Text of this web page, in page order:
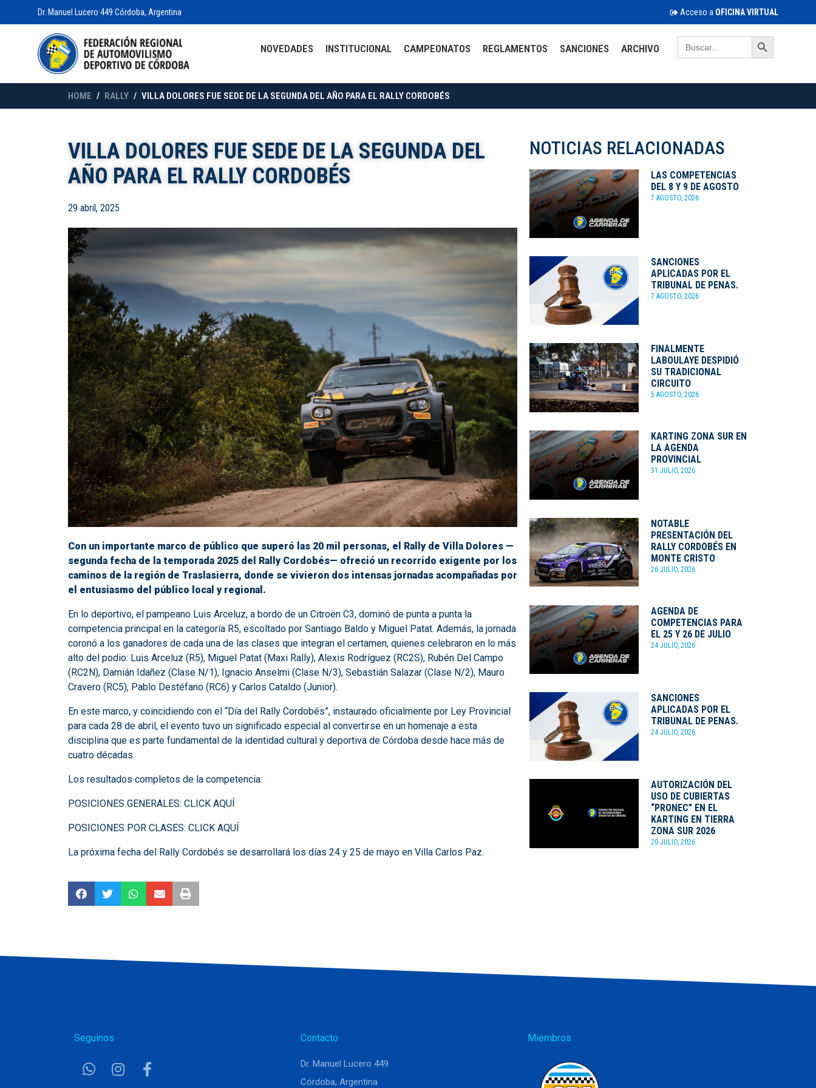
Dr. Manuel Lucero 449 Córdoba, Argentina Acceso a OFICINA VIRTUAL
NOVEDADES INSTITUCIONAL CAMPEONATOS REGLAMENTOS SANCIONES ARCHIVO
Search
for:
Search Button
HOME RALLY VILLA DOLORES FUE SEDE DE LA SEGUNDA DEL AÑO PARA EL RALLY CORDOBÉS
VILLA DOLORES FUE SEDE DE LA SEGUNDA DEL
AÑO PARA EL RALLY CORDOBÉS
29 abril, 2025
Con un importante marco de público que superó las 20 mil personas, el Rally de Villa Dolores —
segunda fecha de la temporada 2025 del Rally Cordobés— ofreció un recorrido exigente por los
caminos de la región de Traslasierra, donde se vivieron dos intensas jornadas acompañadas por
el entusiasmo del público local y regional.
En lo deportivo, el pampeano Luis Arceluz, a bordo de un Citroën C3, dominó de punta a punta la
competencia principal en la categoría R5, escoltado por Santiago Baldo y Miguel Patat. Además, la jornada
coronó a los ganadores de cada una de las clases que integran el certamen, quienes celebraron en lo más
alto del podio: Luis Arceluz (R5), Miguel Patat (Maxi Rally), Alexis Rodríguez (RC2S), Rubén Del Campo
(RC2N), Damián Idañez (Clase N/1), Ignacio Anselmi (Clase N/3), Sebastián Salazar (Clase N/2), Mauro
Cravero (RC5), Pablo Destéfano (RC6) y Carlos Cataldo (Junior).
En este marco, y coincidiendo con el “Día del Rally Cordobés”, instaurado oficialmente por Ley Provincial
para cada 28 de abril, el evento tuvo un significado especial al convertirse en un homenaje a esta
disciplina que es parte fundamental de la identidad cultural y deportiva de Córdoba desde hace más de
cuatro décadas.
Los resultados completos de la competencia:
POSICIONES GENERALES: CLICK AQUÍ
POSICIONES POR CLASES: CLICK AQUÍ
La próxima fecha del Rally Cordobés se desarrollará los días 24 y 25 de mayo en Villa Carlos Paz.
NOTICIAS RELACIONADAS
LAS COMPETENCIAS
DEL 8 Y 9 DE AGOSTO
7 AGOSTO, 2026
SANCIONES
APLICADAS POR EL
TRIBUNAL DE PENAS.
7 AGOSTO, 2026
FINALMENTE
LABOULAYE DESPIDIÓ
SU TRADICIONAL
CIRCUITO
5 AGOSTO, 2026
KARTING ZONA SUR EN
LA AGENDA
PROVINCIAL
31 JULIO, 2026
NOTABLE
PRESENTACIÓN DEL
RALLY CORDOBÉS EN
MONTE CRISTO
26 JULIO, 2026
AGENDA DE
COMPETENCIAS PARA
EL 25 Y 26 DE JULIO
24 JULIO, 2026
SANCIONES
APLICADAS POR EL
TRIBUNAL DE PENAS.
24 JULIO, 2026
AUTORIZACIÓN DEL
USO DE CUBIERTAS
“PRONEC” EN EL
KARTING EN TIERRA
ZONA SUR 2026
20 JULIO, 2026
Seguinos Contacto
Dr. Manuel Lucero 449
Córdoba, Argentina
Miembros